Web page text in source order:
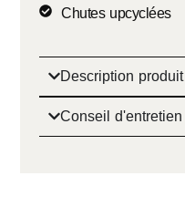
Chutes upcyclées
Description produit
Conseil d'entretien